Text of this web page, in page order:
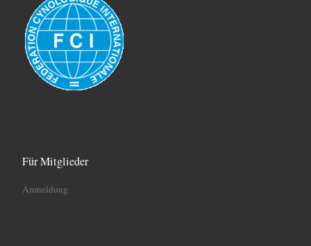
Für Mitglieder
Anmeldung